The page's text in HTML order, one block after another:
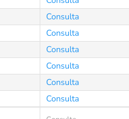
Consulta
Consulta
Consulta
Consulta
Consulta
Consulta